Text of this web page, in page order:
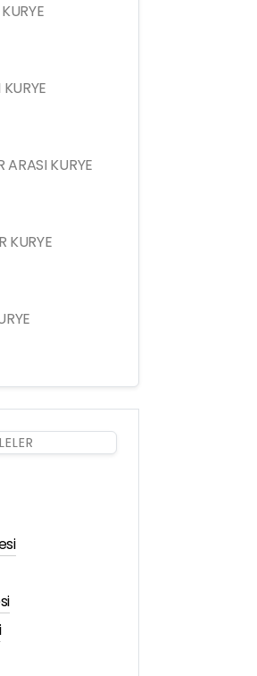
ARASI KURYE
KURYE